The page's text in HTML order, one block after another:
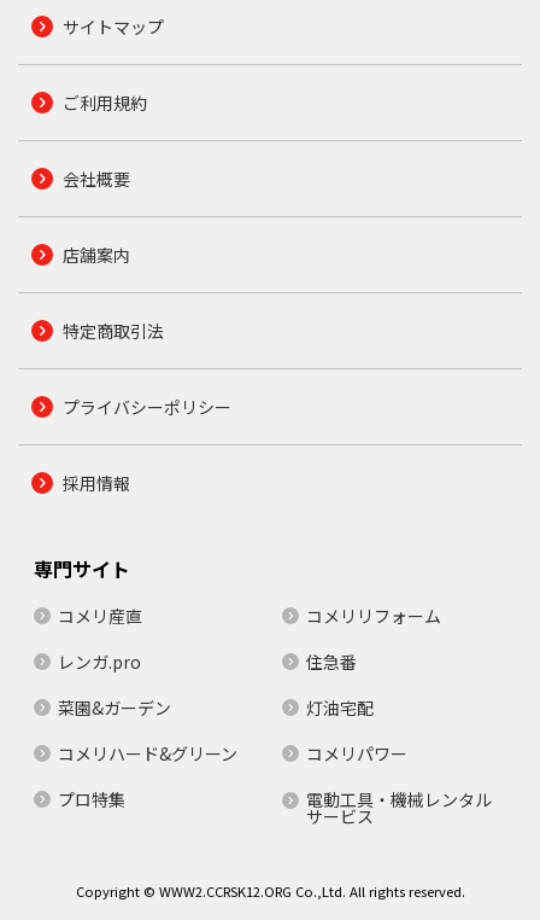
サイトマップ
ご利用規約
会社概要
店舗案内
特定商取引法
プライバシーポリシー
採用情報
専門サイト
コメリ産直
コメリリフォーム
レンガ.pro
住急番
菜園&ガーデン
灯油宅配
コメリハード&グリーン
コメリパワー
プロ特集
電動工具・機械レンタル
サービス
Copyright © WWW2.CCRSK12.ORG Co.,Ltd. All rights reserved.